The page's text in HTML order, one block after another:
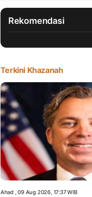
Rekomendasi
Terkini Khazanah
Ahad , 09 Aug 2026, 17:37 WIB